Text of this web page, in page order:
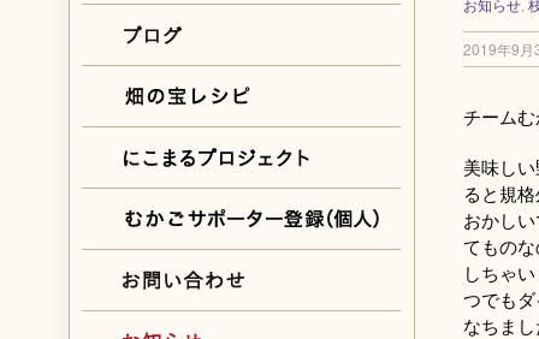
お知らせ,
2019年9月
チーム
美味し
ると規
おかし
てもの
しちゃ
つでも
なちま